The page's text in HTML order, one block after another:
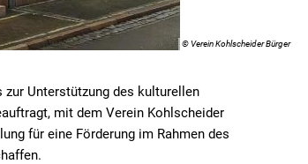
© Verein Kohlscheider Bürger
zur Unterstützung des kulturellen
mit dem Verein Kohlscheider
für eine Förderung im Rahmen des